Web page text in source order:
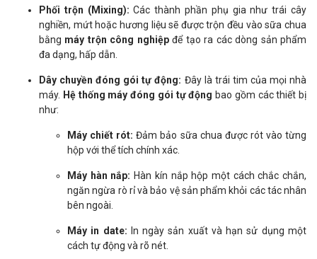
Phối trộn (Mixing): Các thành phần phụ gia như trái cây
nghiền, mứt hoặc hương liệu sẽ được trộn đều vào sữa chua
bằng máy trộn công nghiệpđể tạo ra các dòng sản phẩm
đa dạng, hấp dẫn.
Dây chuyền đóng gói tự động: Đây là trái tim của mọi nhà
máy. Hệ thống máy đóng gói tự động bao gồm các thiết bị
như:
Máy chiết rót: Đảm bảo sữa chua được rót vào từng
hộp với thể tích chính xác.
Máy hàn nắp: Hàn kín nắp hộp một cách chắc chắn,
ngăn ngừa rò rỉ và bảo vệ sản phẩm khỏi các tác nhân
bên ngoài.
Máy in date: In ngày sản xuất và hạn sử dụng một
cách tự động và rõ nét.